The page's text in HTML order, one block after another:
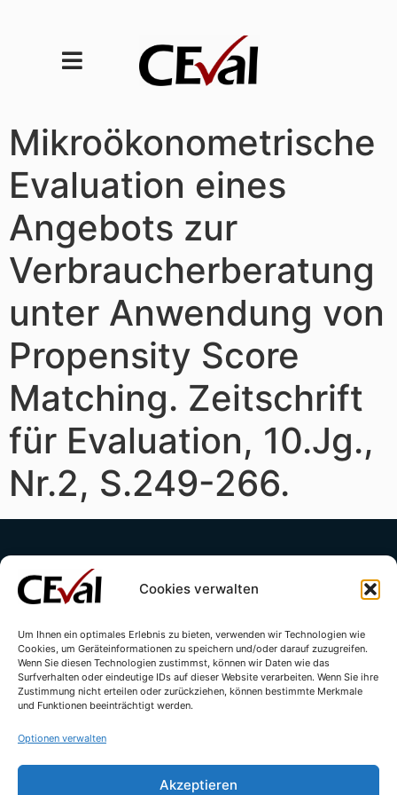
Cookies verwalten
Um Ihnen ein optimales Erlebnis zu bieten, verwenden wir Technologien wie
Cookies, um Geräteinformationen zu speichern und/oder darauf zuzugreifen.
Wenn Sie diesen Technologien zustimmst, können wir Daten wie das
Surfverhalten oder eindeutige IDs auf dieser Website verarbeiten. Wenn Sie ihre
Zustimmung nicht erteilen oder zurückziehen, können bestimmte Merkmale
und Funktionen beeinträchtigt werden.
Optionen verwalten
Akzeptieren
Mikroökonometrische
Evaluation eines
Angebots zur
Verbraucherberatung
unter Anwendung von
Propensity Score
Matching. Zeitschrift
für Evaluation, 10.Jg.,
Nr.2, S.249-266.
Kontakt Impressum Datenschutzerklärung
Cookie-Richtlinie (EU)